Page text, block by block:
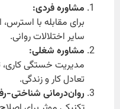
مشاوره فردی:
برای مقابله با
سایر اختلالات روانی.
مشاوره شغلی:
مدیریت خستگی کاری،
تعادل کار و زندگی.
روان‌درمانی شناختی-